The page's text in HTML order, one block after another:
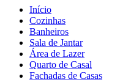
Início
Cozinhas
Banheiros
Sala de Jantar
Área de Lazer
Quarto de Casal
Fachadas de Casas